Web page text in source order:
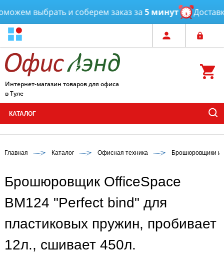
выбрать и соберем заказ за5 минут Доставка
Интернет-магазин товаров для офиса
в Туле
КАТАЛОГ
Главная Каталог Офисная техника Брошюровщики и
Брошюровщик OfficeSpace
BM124 "Perfect bind" для
пластиковых пружин, пробивает
12л., сшивает 450л.